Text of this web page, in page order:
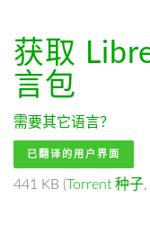
获取
言包
需要其它语言？
已翻译的用户界面
441 KB (Torrent 种子,